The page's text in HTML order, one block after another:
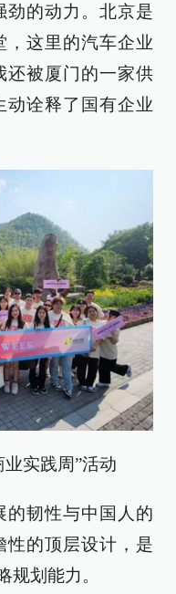
劲的动力。北京是
，这里的汽车企业
还被厦门的一家供
动诠释了国有企业
实践周”活动
的韧性与中国人的
性的顶层设计，是
规划能力。